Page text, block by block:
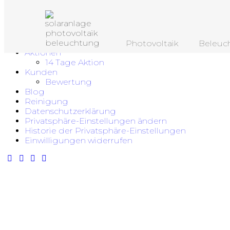
Skip to content
Photovoltaik
Aktionen
14 Tage Aktion
Kunden
Bewertung
Blog
Reinigung
Datenschutzerklärung
Privatsphäre-Einstellungen ändern
Historie der Privatsphäre-Einstellungen
Einwilligungen widerrufen